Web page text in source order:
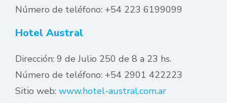
Número de teléfono: +54 223 6199099
Hotel Austral
Dirección: 9 de Julio 250 de 8 a 23 hs.
Número de teléfono: +54 2901 422223
Sitio web: www.hotel-austral.com.ar